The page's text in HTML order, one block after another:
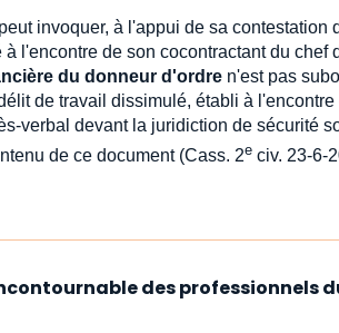
invoquer, à l'appui de sa
à l'encontre de son cocontractant du chef
du donneur d'ordre n'est pas
de travail dissimulé, établi à
verbal devant la juridiction de sécurité
de ce document (Cass. 2e civ. 23-6-
des professionnels